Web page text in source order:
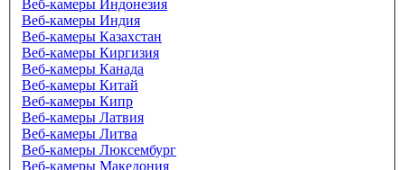
Веб-камеры Индонезия
Веб-камеры Индия
Веб-камеры Казахстан
Веб-камеры Киргизия
Веб-камеры Канада
Веб-камеры Китай
Веб-камеры Кипр
Веб-камеры Латвия
Веб-камеры Литва
Веб-камеры Люксембург
Веб-камеры Македония